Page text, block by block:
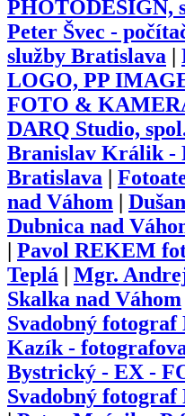
PHOTODESIGN,
Peter Švec -
služby Bratislava
LOGO, PP
FOTO &
DARQ Studio,
Branislav Králik -
Bratislava
nad Váhom
Dubnica nad
Pavol REKEM
Teplá
Mgr.
Skalka nad Váhom
Svadobný fotograf
Kazík -
Bystrický - EX -
Svadobný